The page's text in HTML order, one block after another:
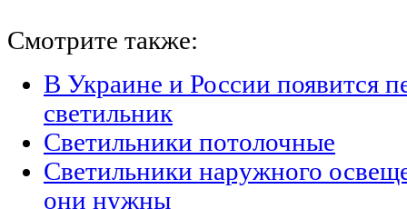
Смотрите также:
В Украине и России появится
светильник
Светильники потолочные
Светильники наружного
они нужны